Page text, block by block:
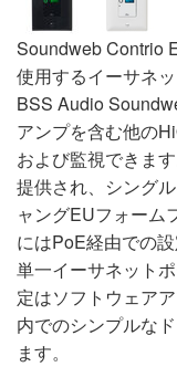
Soundweb Contrio
使用するイーサネ
BSS Audio
アンプを含む他の
および監視できま
提供され、シング
ャングEUフォーム
にはPoE経由での
単一イーサネット
定はソフトウェア
内でのシンプルな
ます。